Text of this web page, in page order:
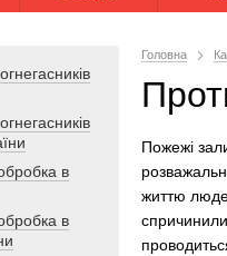
Головна
Пожежі
життю
в
в